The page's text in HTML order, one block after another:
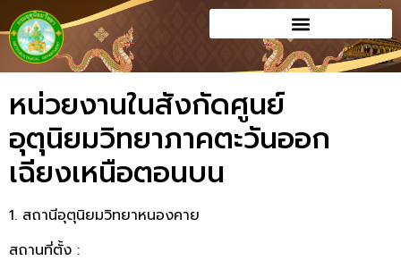
หน่วยงานในสังกัดศูนย์
อุตุนิยมวิทยาภาคตะวันออก
เฉียงเหนือตอนบน
1. สถานีอุตุนิยมวิทยาหนองคาย
สถานที่ตั้ง :